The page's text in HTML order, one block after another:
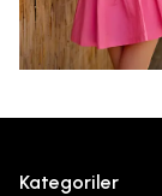
Kategoriler